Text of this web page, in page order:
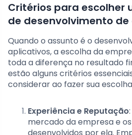
Critérios para escolher
de desenvolvimento de
Quando o assunto é o
aplicativos, a escolha da
toda a diferença no resultado
estão alguns critérios
considerar ao fazer sua
Experiência e Reputação
mercado da empresa e